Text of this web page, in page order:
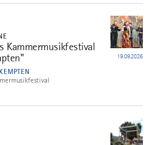
Kammermusikfestival
19.09.2026